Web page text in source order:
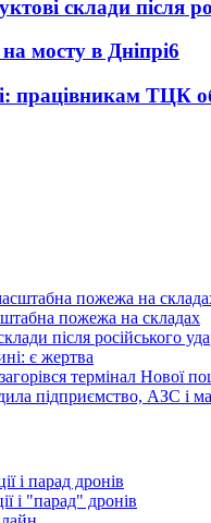
склади після
мосту в Дніпрі6
працівникам ТЦК
пожежа на складах
після російського
є жертва
термінал Нової
підприємство, АЗС і
і "парад" дронів